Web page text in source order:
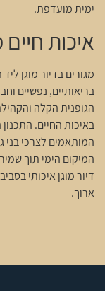
ימית מועדפת.
איכות
מגורים בדיור מוגן
בריאותיים, נפשיים
הגופנית הקלה
באיכות החיים.
המותאמים לצרכי בני
המיקום הימי תוך
דיור מוגן איכותי
ארוך.